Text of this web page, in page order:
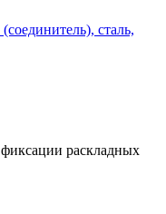
сталь,
фиксации раскладных